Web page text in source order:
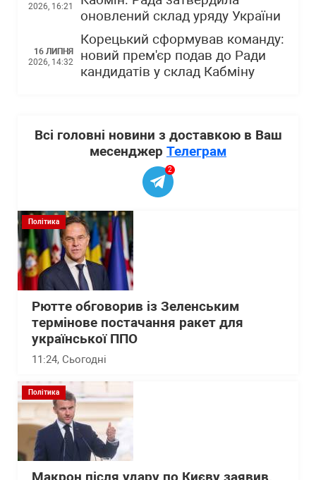
2026, 16:21
оновлений склад уряду України
16 ЛИПНЯ
2026, 14:32
Корецький сформував команду:
новий прем'єр подав до Ради
кандидатів у склад Кабміну
Всі головні новини з доставкою в Ваш
месенджер Телеграм
2
Політика
Рютте обговорив із Зеленським
термінове постачання ракет для
української ППО
11:24, Сьогодні
Політика